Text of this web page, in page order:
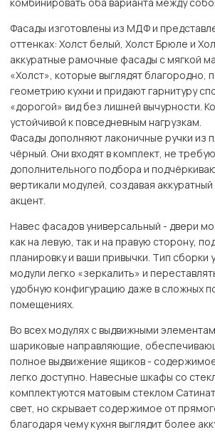
Фасады изготовлены из МДФ и
оттенках: Холст белый, Холст Брюле и
аккуратные рамочные фасады с мягкой
«Холст», которые выглядят благородно,
геометрию кухни и придают гарнитуру
«дорогой» вид без лишней вычурности.
устойчивой к повседневным нагрузкам.
Фасады дополняют лаконичные ручки из
чёрный. Они входят в комплект, не
дополнительного подбора и
вертикали модулей, создавая
акцент.
Навес фасадов универсальный - двери
как на левую, так и на правую сторону,
планировку и ваши привычки. Тип сборки
модули легко «зеркалить» и
удобную конфигурацию даже в сложных
помещениях.
Во всех модулях с выдвижными
шариковые направляющие,
полное выдвижение ящиков -
легко доступно. Навесные шкафы со
комплектуются матовым стеклом
свет, но скрывает содержимое от
благодаря чему кухня выглядит более